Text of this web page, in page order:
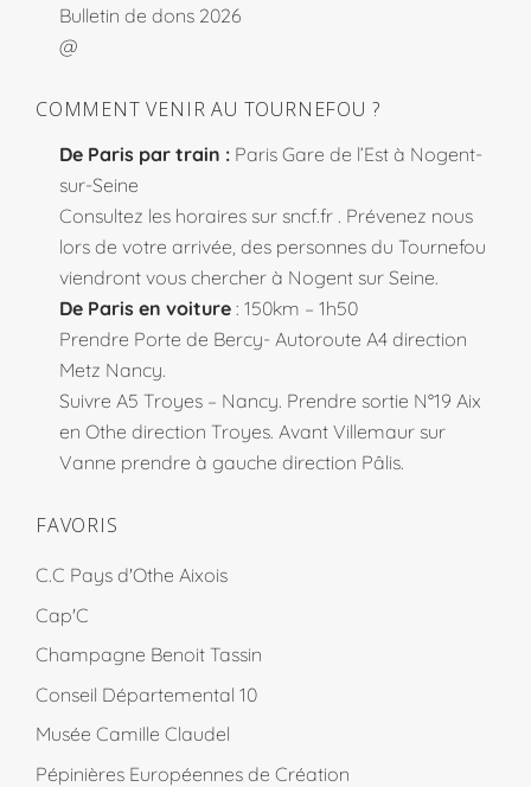
Bulletin de dons 2026
@
COMMENT VENIR AU TOURNEFOU ?
De Paris par train : Paris Gare de l’Est à Nogent-
sur-Seine
Consultez les horaires sur sncf.fr . Prévenez nous
lors de votre arrivée, des personnes du Tournefou
viendront vous chercher à Nogent sur Seine.
De Paris en voiture : 150km – 1h50
Prendre Porte de Bercy- Autoroute A4 direction
Metz Nancy.
Suivre A5 Troyes – Nancy. Prendre sortie N°19 Aix
en Othe direction Troyes. Avant Villemaur sur
Vanne prendre à gauche direction Pâlis.
FAVORIS
C.C Pays d'Othe Aixois
Cap'C
Champagne Benoit Tassin
Conseil Départemental 10
Musée Camille Claudel
Pépinières Européennes de Création